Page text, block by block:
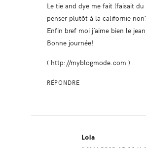
Le tie and dye me fait (faisait du
penser plutôt à la californie
Enfin bref moi j’aime bien le
Bonne journée!
( http://myblogmode.com )
RÉPONDRE
Lola